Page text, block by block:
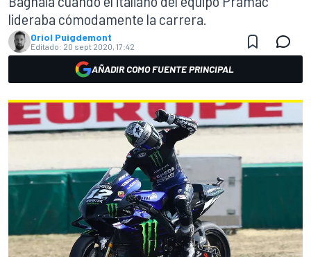
lideraba cómodamente la carrera.
Oriol Puigdemont
Editado: 20 sept 2020, 17:42
AÑADIR COMO FUENTE PRINCIPAL